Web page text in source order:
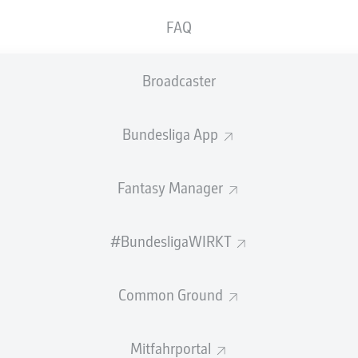
FAQ
Broadcaster
Bundesliga App
Fantasy Manager
#BundesligaWIRKT
Common Ground
Mitfahrportal
ZUSAMMENFASSUNG